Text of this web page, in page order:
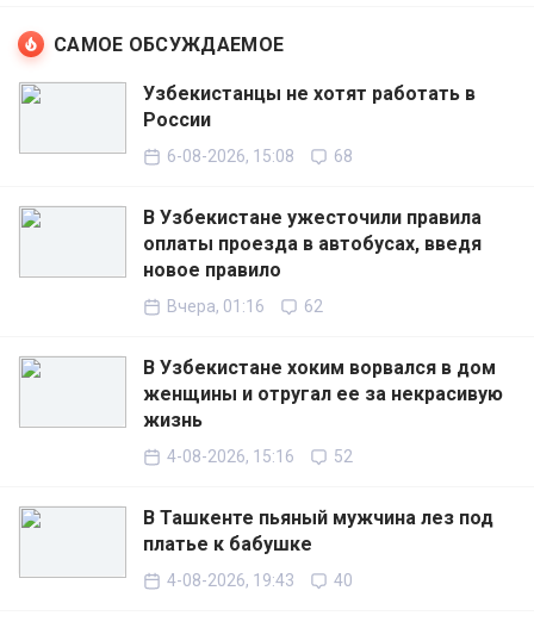
САМОЕ ОБСУЖДАЕМОЕ
Узбекистанцы не хотят работать в
России
6-08-2026, 15:08 68
В Узбекистане ужесточили правила
оплаты проезда в автобусах, введя
новое правило
Вчера, 01:16 62
В Узбекистане хоким ворвался в дом
женщины и отругал ее за некрасивую
жизнь
4-08-2026, 15:16 52
В Ташкенте пьяный мужчина лез под
платье к бабушке
4-08-2026, 19:43 40